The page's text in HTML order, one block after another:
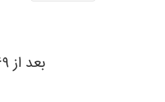
بعد از ۶۹ روز